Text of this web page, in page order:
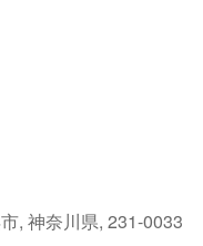
, 神奈川県, 231-0033